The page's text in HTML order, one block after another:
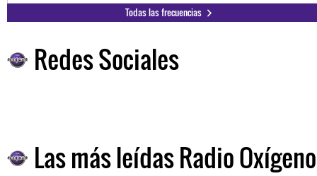
Todas las frecuencias
Redes Sociales
Las más leídas Radio Oxígeno